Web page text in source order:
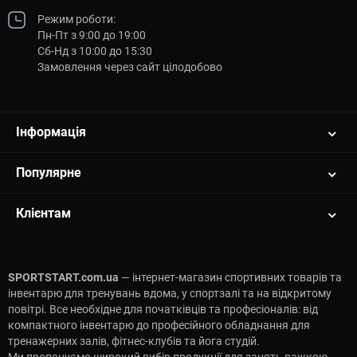
відчуйте різницю!
Режим роботи:
Пн-Пт з 9:00 до 19:00
Сб-Нд з 10:00 до 15:30
Замовлення через сайт цілодобово
Інформація
Популярне
Клієнтам
SPORTSTART.com.ua — інтернет-магазин спортивних товарів та
інвентарю для тренувань вдома, у спортзалі та на відкритому
повітрі. Все необхідне для початківців та професіоналів: від
компактного інвентарю до професійного обладнання для
тренажерних залів, фітнес-клубів та йога студій.